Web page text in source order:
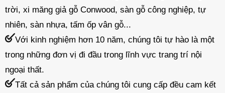
trời, xi măng giả gỗ Conwood, sàn gỗ công nghiệp, tự
nhiên, sàn nhựa, tấm ốp vân gỗ...
Với kinh nghiệm hơn 10 năm, chúng tôi tự hào là một
trong những đơn vị đi đầu trong lĩnh vực trang trí nội
ngoại thất.
Tất cả sản phẩm của chúng tôi cung cấp đều cam kết